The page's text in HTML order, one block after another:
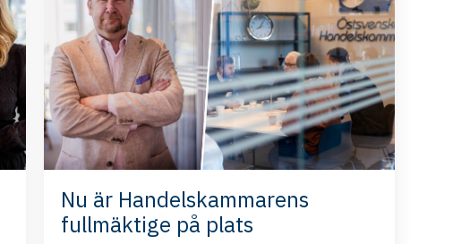
Nu är Handelskammarens
fullmäktige på plats